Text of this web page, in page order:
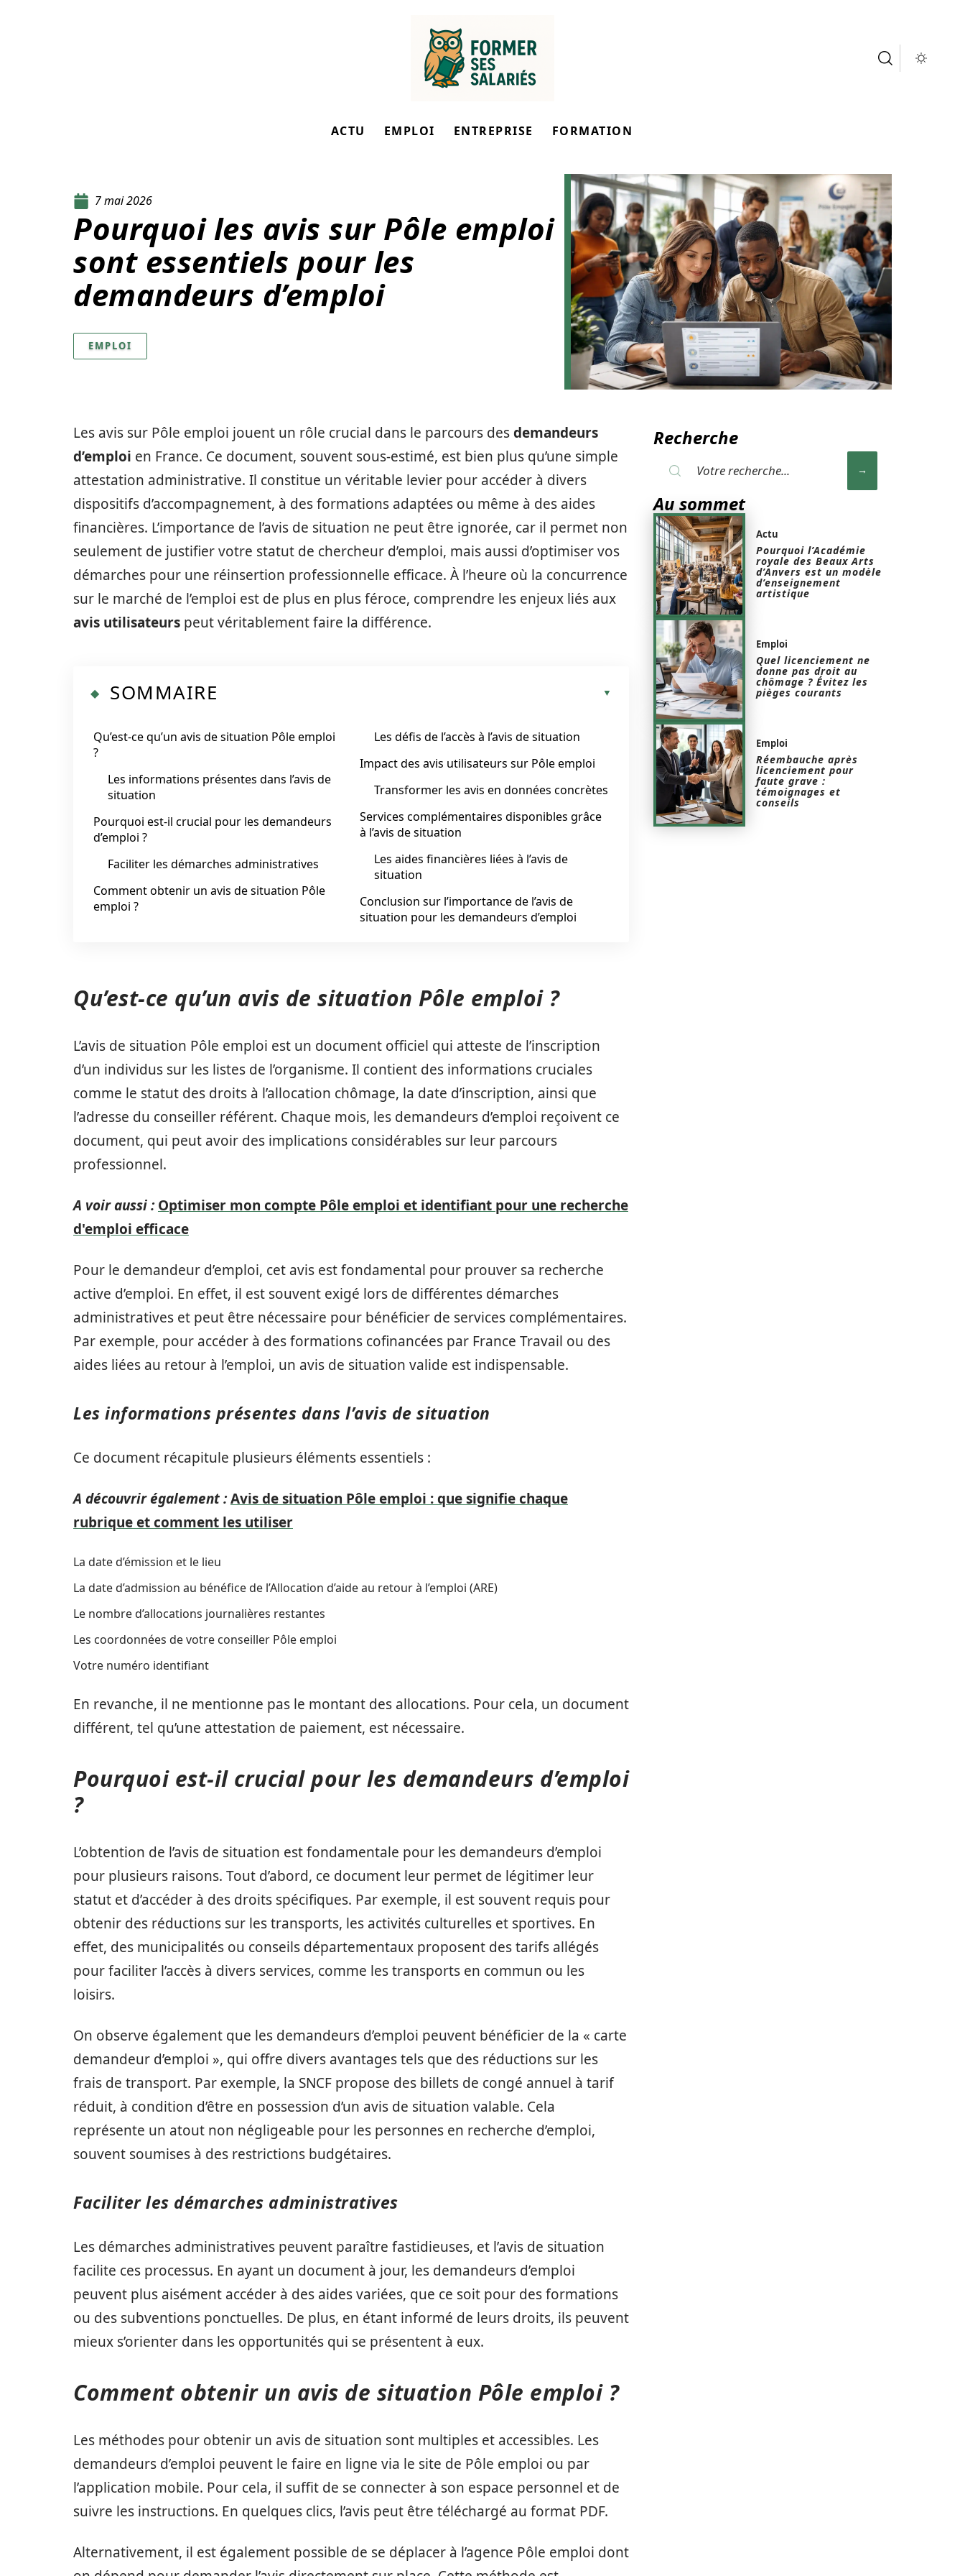
ACTU EMPLOI ENTREPRISE FORMATION
7 mai 2026
Pourquoi les avis sur Pôle emploi
sont essentiels pour les
demandeurs d’emploi
EMPLOI
Les avis sur Pôle emploi jouent un rôle crucial dans le parcours desdemandeurs
d’emploi en France. Ce document, souvent sous-estimé, est bien plus qu’une simple
attestation administrative. Il constitue un véritable levier pour accéder à divers
dispositifs d’accompagnement, à des formations adaptées ou même à des aides
financières. L’importance de l’avis de situation ne peut être ignorée, car il permet non
seulement de justifier votre statut de chercheur d’emploi, mais aussi d’optimiser vos
démarches pour une réinsertion professionnelle efficace. À l’heure où la concurrence
sur le marché de l’emploi est de plus en plus féroce, comprendre les enjeux liés aux
avis utilisateurs peut véritablement faire la différence.
SOMMAIRE
Qu’est-ce qu’un avis de situation Pôle emploi
?
Les informations présentes dans l’avis de
situation
Pourquoi est-il crucial pour les demandeurs
d’emploi ?
Faciliter les démarches administratives
Comment obtenir un avis de situation Pôle
emploi ?
Les défis de l’accès à l’avis de situation
Impact des avis utilisateurs sur Pôle emploi
Transformer les avis en données concrètes
Services complémentaires disponibles grâce
à l’avis de situation
Les aides financières liées à l’avis de
situation
Conclusion sur l’importance de l’avis de
situation pour les demandeurs d’emploi
Qu’est-ce qu’un avis de situation Pôle emploi ?
L’avis de situation Pôle emploi est un document officiel qui atteste de l’inscription
d’un individus sur les listes de l’organisme. Il contient des informations cruciales
comme le statut des droits à l’allocation chômage, la date d’inscription, ainsi que
l’adresse du conseiller référent. Chaque mois, les demandeurs d’emploi reçoivent ce
document, qui peut avoir des implications considérables sur leur parcours
professionnel.
A voir aussi : Optimiser mon compte Pôle emploi et identifiant pour une recherche
d'emploi efficace
Pour le demandeur d’emploi, cet avis est fondamental pour prouver sa recherche
active d’emploi. En effet, il est souvent exigé lors de différentes démarches
administratives et peut être nécessaire pour bénéficier de services complémentaires.
Par exemple, pour accéder à des formations cofinancées par France Travail ou des
aides liées au retour à l’emploi, un avis de situation valide est indispensable.
Les informations présentes dans l’avis de situation
Ce document récapitule plusieurs éléments essentiels :
A découvrir également :Avis de situation Pôle emploi : que signifie chaque
rubrique et comment les utiliser
La date d’émission et le lieu
La date d’admission au bénéfice de l’Allocation d’aide au retour à l’emploi (ARE)
Le nombre d’allocations journalières restantes
Les coordonnées de votre conseiller Pôle emploi
Votre numéro identifiant
En revanche, il ne mentionne pas le montant des allocations. Pour cela, un document
différent, tel qu’une attestation de paiement, est nécessaire.
Pourquoi est-il crucial pour les demandeurs d’emploi
?
L’obtention de l’avis de situation est fondamentale pour les demandeurs d’emploi
pour plusieurs raisons. Tout d’abord, ce document leur permet de légitimer leur
statut et d’accéder à des droits spécifiques. Par exemple, il est souvent requis pour
obtenir des réductions sur les transports, les activités culturelles et sportives. En
effet, des municipalités ou conseils départementaux proposent des tarifs allégés
pour faciliter l’accès à divers services, comme les transports en commun ou les
loisirs.
On observe également que les demandeurs d’emploi peuvent bénéficier de la « carte
demandeur d’emploi », qui offre divers avantages tels que des réductions sur les
frais de transport. Par exemple, la SNCF propose des billets de congé annuel à tarif
réduit, à condition d’être en possession d’un avis de situation valable. Cela
représente un atout non négligeable pour les personnes en recherche d’emploi,
souvent soumises à des restrictions budgétaires.
Faciliter les démarches administratives
Les démarches administratives peuvent paraître fastidieuses, et l’avis de situation
facilite ces processus. En ayant un document à jour, les demandeurs d’emploi
peuvent plus aisément accéder à des aides variées, que ce soit pour des formations
ou des subventions ponctuelles. De plus, en étant informé de leurs droits, ils peuvent
mieux s’orienter dans les opportunités qui se présentent à eux.
Comment obtenir un avis de situation Pôle emploi ?
Les méthodes pour obtenir un avis de situation sont multiples et accessibles. Les
demandeurs d’emploi peuvent le faire en ligne via le site de Pôle emploi ou par
l’application mobile. Pour cela, il suffit de se connecter à son espace personnel et de
suivre les instructions. En quelques clics, l’avis peut être téléchargé au format PDF.
Alternativement, il est également possible de se déplacer à l’agence Pôle emploi dont
Recherche
Au sommet
Actu
Pourquoi l’Académie
royale des Beaux Arts
d’Anvers est un modèle
d’enseignement
artistique
Emploi
Quel licenciement ne
donne pas droit au
chômage ? Évitez les
pièges courants
Emploi
Réembauche après
licenciement pour
faute grave :
témoignages et
conseils